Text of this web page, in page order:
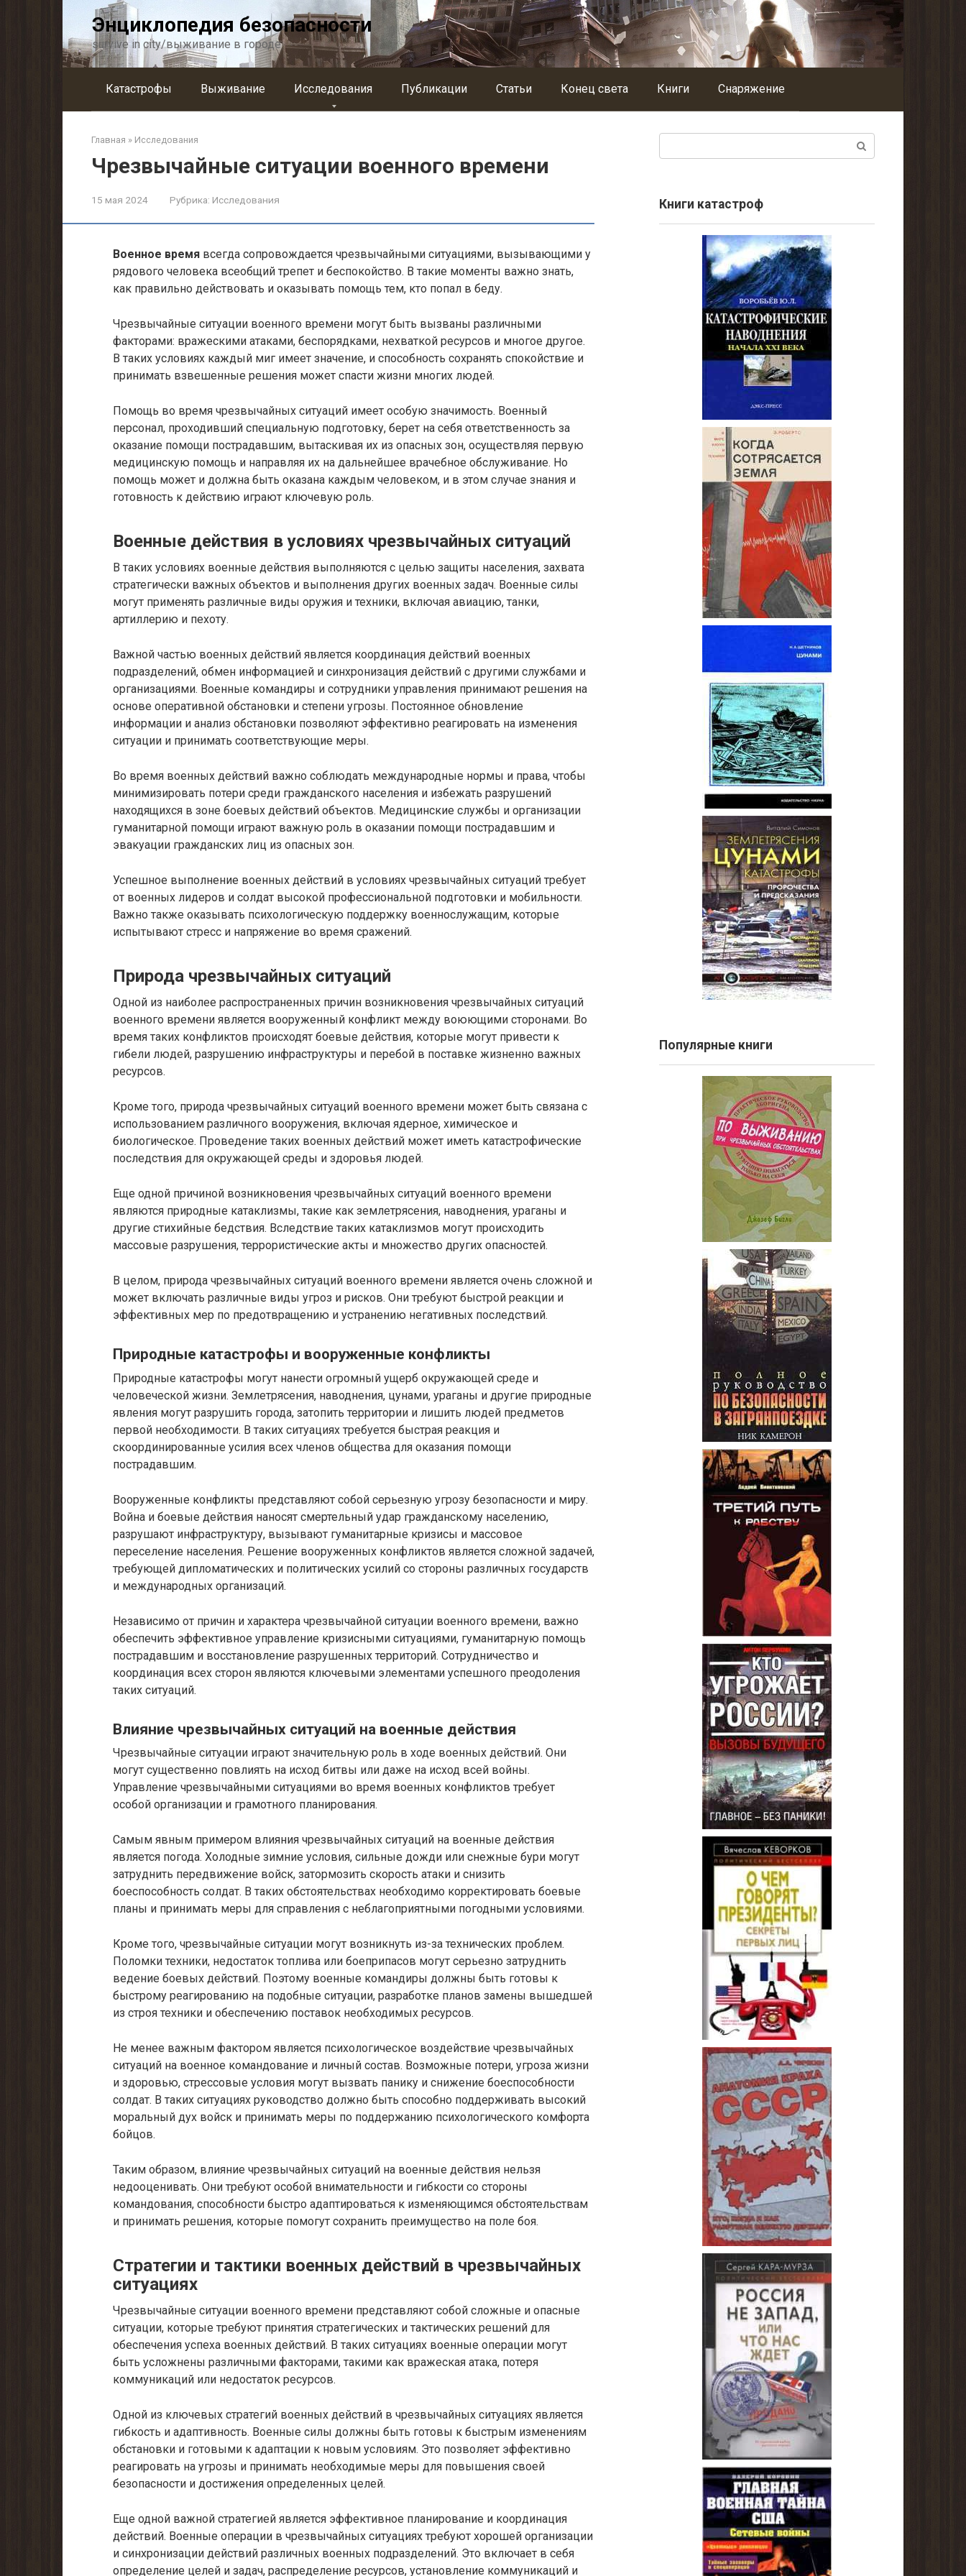
Энциклопедия безопасности
survive in city/выживание в городе
Катастрофы Выживание Исследования Публикации Статьи Конец света Книги Снаряжение
Главная » Исследования
Чрезвычайные ситуации военного времени
15 мая 2024 Рубрика: Исследования
Военное время всегда сопровождается чрезвычайными ситуациями, вызывающими у
рядового человека всеобщий трепет и беспокойство. В такие моменты важно знать,
как правильно действовать и оказывать помощь тем, кто попал в беду.
Чрезвычайные ситуации военного времени могут быть вызваны различными
факторами: вражескими атаками, беспорядками, нехваткой ресурсов и многое другое.
В таких условиях каждый миг имеет значение, и способность сохранять спокойствие и
принимать взвешенные решения может спасти жизни многих людей.
Помощь во время чрезвычайных ситуаций имеет особую значимость. Военный
персонал, проходивший специальную подготовку, берет на себя ответственность за
оказание помощи пострадавшим, вытаскивая их из опасных зон, осуществляя первую
медицинскую помощь и направляя их на дальнейшее врачебное обслуживание. Но
помощь может и должна быть оказана каждым человеком, и в этом случае знания и
готовность к действию играют ключевую роль.
Военные действия в условиях чрезвычайных ситуаций
В таких условиях военные действия выполняются с целью защиты населения, захвата
стратегически важных объектов и выполнения других военных задач. Военные силы
могут применять различные виды оружия и техники, включая авиацию, танки,
артиллерию и пехоту.
Важной частью военных действий является координация действий военных
подразделений, обмен информацией и синхронизация действий с другими службами и
организациями. Военные командиры и сотрудники управления принимают решения на
основе оперативной обстановки и степени угрозы. Постоянное обновление
информации и анализ обстановки позволяют эффективно реагировать на изменения
ситуации и принимать соответствующие меры.
Во время военных действий важно соблюдать международные нормы и права, чтобы
минимизировать потери среди гражданского населения и избежать разрушений
находящихся в зоне боевых действий объектов. Медицинские службы и организации
гуманитарной помощи играют важную роль в оказании помощи пострадавшим и
эвакуации гражданских лиц из опасных зон.
Успешное выполнение военных действий в условиях чрезвычайных ситуаций требует
от военных лидеров и солдат высокой профессиональной подготовки и мобильности.
Важно также оказывать психологическую поддержку военнослужащим, которые
испытывают стресс и напряжение во время сражений.
Природа чрезвычайных ситуаций
Одной из наиболее распространенных причин возникновения чрезвычайных ситуаций
военного времени является вооруженный конфликт между воюющими сторонами. Во
время таких конфликтов происходят боевые действия, которые могут привести к
гибели людей, разрушению инфраструктуры и перебой в поставке жизненно важных
ресурсов.
Кроме того, природа чрезвычайных ситуаций военного времени может быть связана с
использованием различного вооружения, включая ядерное, химическое и
биологическое. Проведение таких военных действий может иметь катастрофические
последствия для окружающей среды и здоровья людей.
Еще одной причиной возникновения чрезвычайных ситуаций военного времени
являются природные катаклизмы, такие как землетрясения, наводнения, ураганы и
другие стихийные бедствия. Вследствие таких катаклизмов могут происходить
массовые разрушения, террористические акты и множество других опасностей.
В целом, природа чрезвычайных ситуаций военного времени является очень сложной и
может включать различные виды угроз и рисков. Они требуют быстрой реакции и
эффективных мер по предотвращению и устранению негативных последствий.
Природные катастрофы и вооруженные конфликты
Природные катастрофы могут нанести огромный ущерб окружающей среде и
человеческой жизни. Землетрясения, наводнения, цунами, ураганы и другие природные
явления могут разрушить города, затопить территории и лишить людей предметов
первой необходимости. В таких ситуациях требуется быстрая реакция и
скоординированные усилия всех членов общества для оказания помощи
пострадавшим.
Вооруженные конфликты представляют собой серьезную угрозу безопасности и миру.
Война и боевые действия наносят смертельный удар гражданскому населению,
разрушают инфраструктуру, вызывают гуманитарные кризисы и массовое
переселение населения. Решение вооруженных конфликтов является сложной задачей,
требующей дипломатических и политических усилий со стороны различных государств
и международных организаций.
Независимо от причин и характера чрезвычайной ситуации военного времени, важно
обеспечить эффективное управление кризисными ситуациями, гуманитарную помощь
пострадавшим и восстановление разрушенных территорий. Сотрудничество и
координация всех сторон являются ключевыми элементами успешного преодоления
таких ситуаций.
Влияние чрезвычайных ситуаций на военные действия
Чрезвычайные ситуации играют значительную роль в ходе военных действий. Они
могут существенно повлиять на исход битвы или даже на исход всей войны.
Управление чрезвычайными ситуациями во время военных конфликтов требует
особой организации и грамотного планирования.
Самым явным примером влияния чрезвычайных ситуаций на военные действия
является погода. Холодные зимние условия, сильные дожди или снежные бури могут
затруднить передвижение войск, затормозить скорость атаки и снизить
боеспособность солдат. В таких обстоятельствах необходимо корректировать боевые
планы и принимать меры для справления с неблагоприятными погодными условиями.
Кроме того, чрезвычайные ситуации могут возникнуть из-за технических проблем.
Поломки техники, недостаток топлива или боеприпасов могут серьезно затруднить
ведение боевых действий. Поэтому военные командиры должны быть готовы к
быстрому реагированию на подобные ситуации, разработке планов замены вышедшей
из строя техники и обеспечению поставок необходимых ресурсов.
Не менее важным фактором является психологическое воздействие чрезвычайных
ситуаций на военное командование и личный состав. Возможные потери, угроза жизни
и здоровью, стрессовые условия могут вызвать панику и снижение боеспособности
солдат. В таких ситуациях руководство должно быть способно поддерживать высокий
моральный дух войск и принимать меры по поддержанию психологического комфорта
бойцов.
Таким образом, влияние чрезвычайных ситуаций на военные действия нельзя
недооценивать. Они требуют особой внимательности и гибкости со стороны
командования, способности быстро адаптироваться к изменяющимся обстоятельствам
и принимать решения, которые помогут сохранить преимущество на поле боя.
Стратегии и тактики военных действий в чрезвычайных
ситуациях
Чрезвычайные ситуации военного времени представляют собой сложные и опасные
ситуации, которые требуют принятия стратегических и тактических решений для
обеспечения успеха военных действий. В таких ситуациях военные операции могут
быть усложнены различными факторами, такими как вражеская атака, потеря
коммуникаций или недостаток ресурсов.
Одной из ключевых стратегий военных действий в чрезвычайных ситуациях является
гибкость и адаптивность. Военные силы должны быть готовы к быстрым изменениям
обстановки и готовыми к адаптации к новым условиям. Это позволяет эффективно
реагировать на угрозы и принимать необходимые меры для повышения своей
безопасности и достижения определенных целей.
Еще одной важной стратегией является эффективное планирование и координация
действий. Военные операции в чрезвычайных ситуациях требуют хорошей организации
и синхронизации действий различных военных подразделений. Это включает в себя
определение целей и задач, распределение ресурсов, установление коммуникаций и
Книги катастроф
Популярные книги